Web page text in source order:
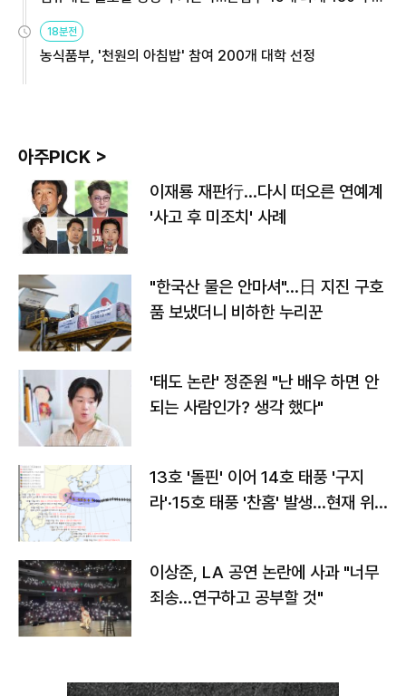
18분전
농식품부, '천원의 아침밥' 참여 200개 대학 선정
아주PICK >
이재룡 재판行…다시 떠오른 연예계
'사고 후 미조치' 사례
"한국산 물은 안마셔"…日 지진 구호
품 보냈더니 비하한 누리꾼
'태도 논란' 정준원 "난 배우 하면 안
되는 사람인가? 생각 했다"
13호 '돌핀' 이어 14호 태풍 '구지
라'·15호 태풍 '찬홈' 발생…현재 위
이상준, LA 공연 논란에 사과 "너무
죄송…연구하고 공부할 것"